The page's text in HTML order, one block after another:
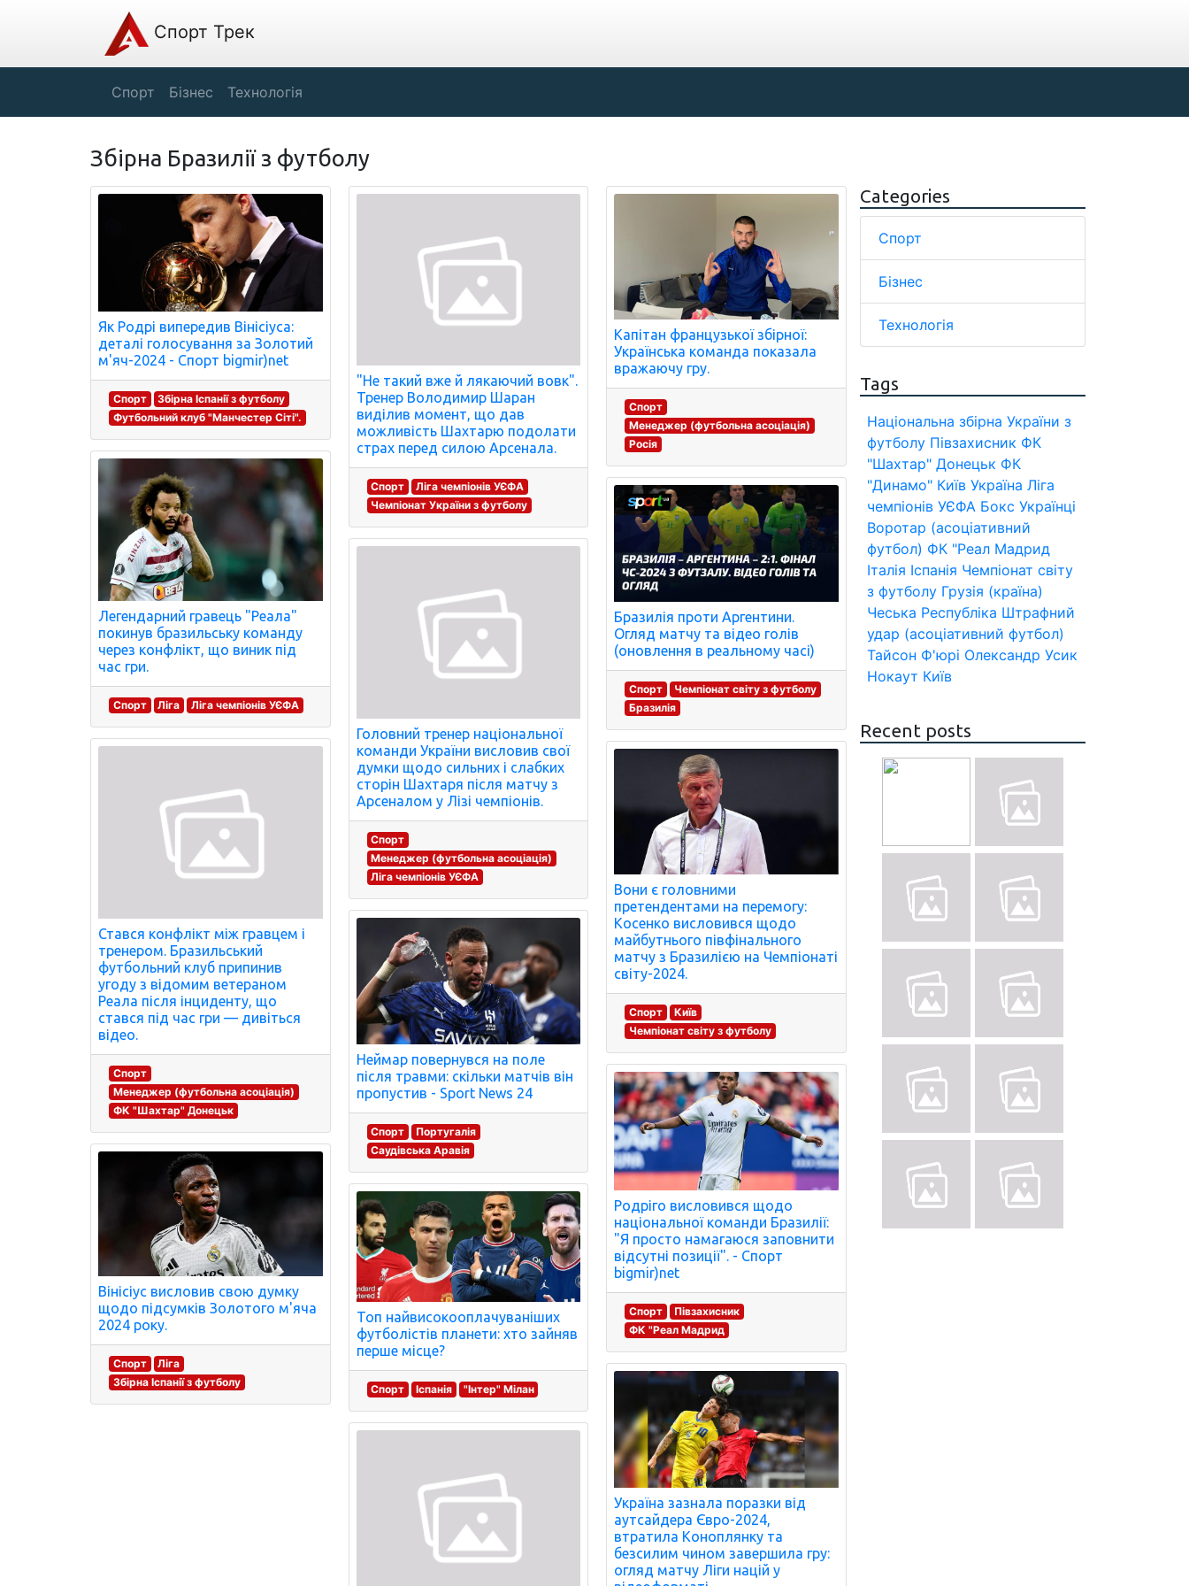
Спорт Трек
Спорт Бізнес Технологія
Збірна Бразилії з футболу
Як Родрі випередив Вінісіуса:
деталі голосування за Золотий
м'яч-2024 - Спорт bigmir)net
Спорт
Збірна Іспанії з футболу
Футбольний клуб "Манчестер Сіті".
Легендарний гравець "Реала"
покинув бразильську команду
через конфлікт, що виник під
час гри.
Спорт Ліга Ліга чемпіонів УЄФА
Стався конфлікт між гравцем і
тренером. Бразильський
футбольний клуб припинив
угоду з відомим ветераном
Реала після інциденту, що
стався під час гри — дивіться
відео.
Спорт
Менеджер (футбольна асоціація)
ФК "Шахтар" Донецьк
Вінісіус висловив свою думку
щодо підсумків Золотого м'яча
2024 року.
Спорт
Ліга
Збірна Іспанії з футболу
"Не такий вже й лякаючий вовк".
Тренер Володимир Шаран
виділив момент, що дав
можливість Шахтарю подолати
страх перед силою Арсенала.
Спорт
Ліга чемпіонів УЄФА
Чемпіонат України з футболу
Головний тренер національної
команди України висловив свої
думки щодо сильних і слабких
сторін Шахтаря після матчу з
Арсеналом у Лізі чемпіонів.
Спорт
Менеджер (футбольна асоціація)
Ліга чемпіонів УЄФА
Неймар повернувся на поле
після травми: скільки матчів він
пропустив - Sport News 24
Спорт
Португалія
Саудівська Аравія
Топ найвисокооплачуваніших
футболістів планети: хто зайняв
перше місце?
Спорт Іспанія "Інтер" Мілан
Капітан французької збірної:
Українська команда показала
вражаючу гру.
Спорт
Менеджер (футбольна асоціація)
Росія
Бразилія проти Аргентини.
Огляд матчу та відео голів
(оновлення в реальному часі)
Спорт
Чемпіонат світу з футболу
Бразилія
Вони є головними
претендентами на перемогу:
Косенко висловився щодо
майбутнього півфінального
матчу з Бразилією на Чемпіонаті
світу-2024.
Спорт
Київ
Чемпіонат світу з футболу
Родріго висловився щодо
національної команди Бразилії:
"Я просто намагаюся заповнити
відсутні позиції". - Спорт
bigmir)net
Спорт
Півзахисник
ФК "Реал Мадрид
Україна зазнала поразки від
аутсайдера Євро-2024,
втратила Коноплянку та
безсилим чином завершила гру:
огляд матчу Ліги націй у
Categories
Спорт
Бізнес
Технологія
Tags
Національна збірна України з
футболу Півзахисник ФК
"Шахтар" Донецьк ФК
"Динамо" Київ Україна Ліга
чемпіонів УЄФА Бокс Українці
Воротар (асоціативний
футбол) ФК "Реал Мадрид
Італія Іспанія Чемпіонат світу
з футболу Грузія (країна)
Чеська Республіка Штрафний
удар (асоціативний футбол)
Тайсон Ф'юрі Олександр Усик
Нокаут Київ
Recent posts